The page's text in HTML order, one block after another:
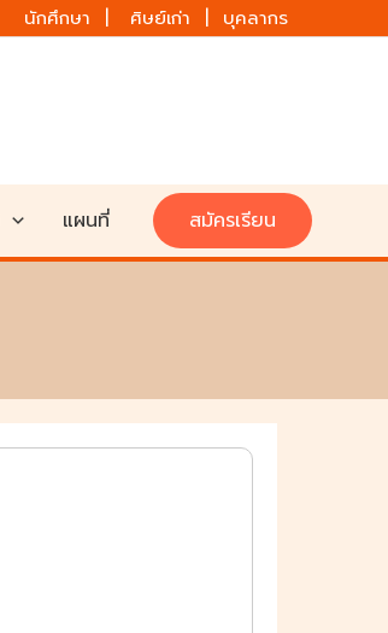
นักศึกษา | ศิษย์เก่า | บุคลากร
แผนที่ สมัครเรียน